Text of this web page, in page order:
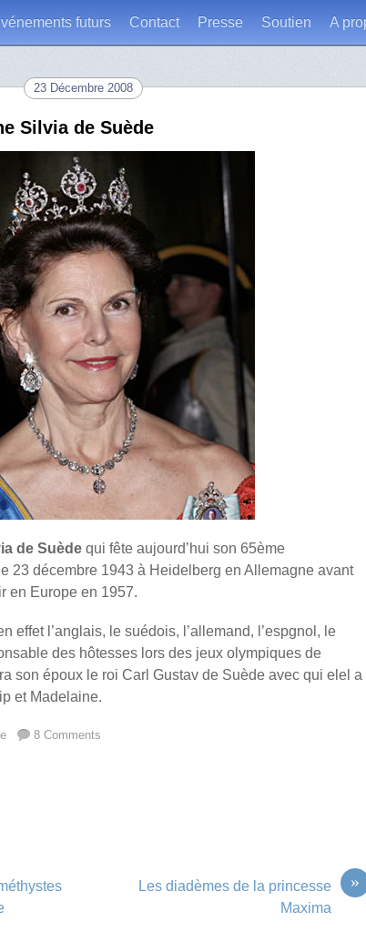
futurs Contact Presse Soutien A
23 Décembre 2008
Silvia de Suède
de Suède qui fête aujourd’hui son 65ème
23 décembre 1943 à Heidelberg en Allemagne avant
en Europe en 1957.
effet l’anglais, le suédois, l’allemand, l’espgnol, le
des hôtesses lors des jeux olympiques de
son époux le roi Carl Gustav de Suède avec qui elel a
et Madelaine.
8 Comments
»
Les diadèmes de la princesse
Maxima